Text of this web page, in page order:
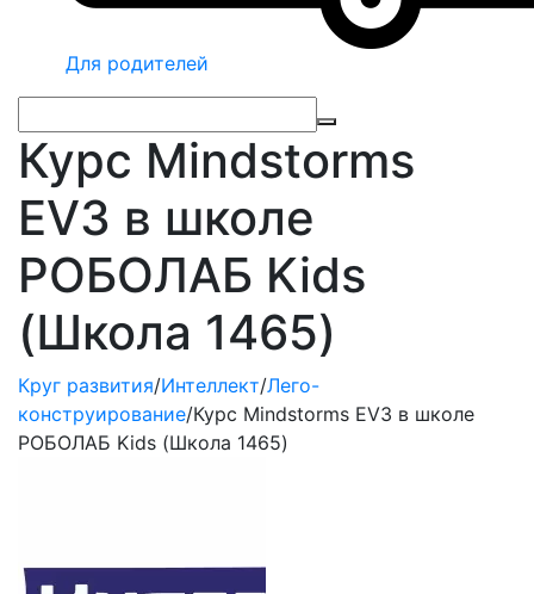
Для родителей
Курс Mindstorms
EV3 в школе
РОБОЛАБ Kids
(Школа 1465)
Круг развития/Интеллект/Лего-
конструирование/Курс Mindstorms EV3 в школе
РОБОЛАБ Kids (Школа 1465)